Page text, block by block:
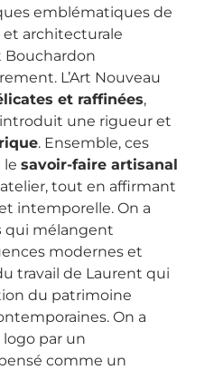
emblématiques de
et architecturale
Bouchardon
L’Art Nouveau
et raffinées,
introduit une rigueur et
. Ensemble, ces
le savoir-faire artisanal
tout en affirmant
intemporelle. On a
qui mélangent
modernes et
travail de Laurent qui
du patrimoine
On a
par un
comme un